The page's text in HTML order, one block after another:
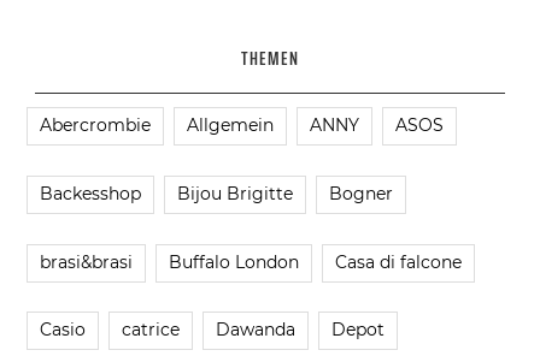
THEMEN
Abercrombie Allgemein ANNY ASOS
Backesshop Bijou Brigitte Bogner
brasi&brasi Buffalo London Casa di falcone
Casio catrice Dawanda Depot